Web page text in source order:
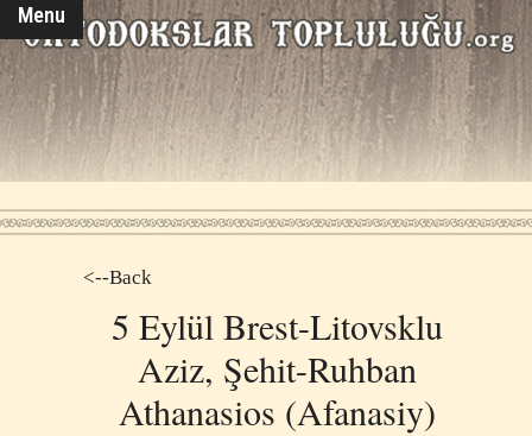
Menu
<--Back
5 Eylül Brest-Litovsklu
Aziz, Şehit-Ruhban
Athanasios (Afanasiy)